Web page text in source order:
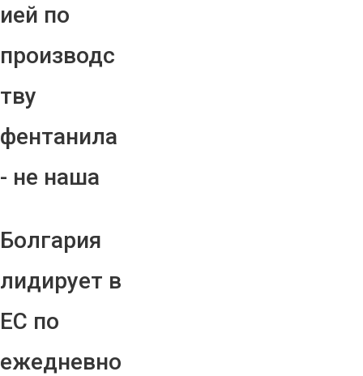
ией по
производс
тву
фентанила
- не наша
Болгария
лидирует в
ЕС по
ежедневно